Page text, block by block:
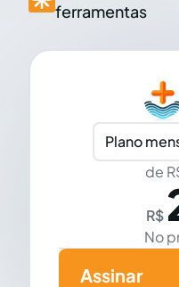
ferramentas
Plano
de
R$
No
Assinar